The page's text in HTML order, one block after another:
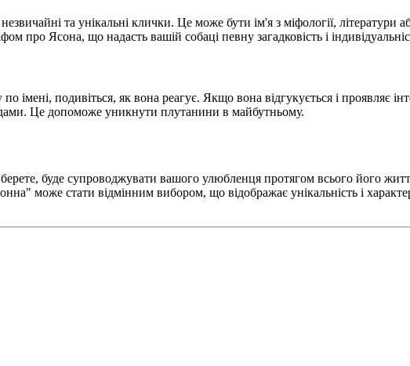
та унікальні клички. Це може бути ім'я з міфології, літератури
Ясона, що надасть вашій собаці певну загадковість і
подивіться, як вона реагує. Якщо вона відгукується і проявляє
Це допоможе уникнути плутанини в майбутньому.
буде супроводжувати вашого улюбленця протягом всього його
може стати відмінним вибором, що відображає унікальність і